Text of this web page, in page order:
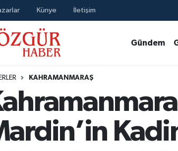
Künye İletişim
Gündem
KAHRAMANMARAŞ
Durumu ve Fikstür